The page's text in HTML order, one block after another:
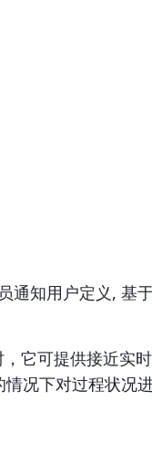
通知用户定义, 基
它可提供接近实
况下对过程状况